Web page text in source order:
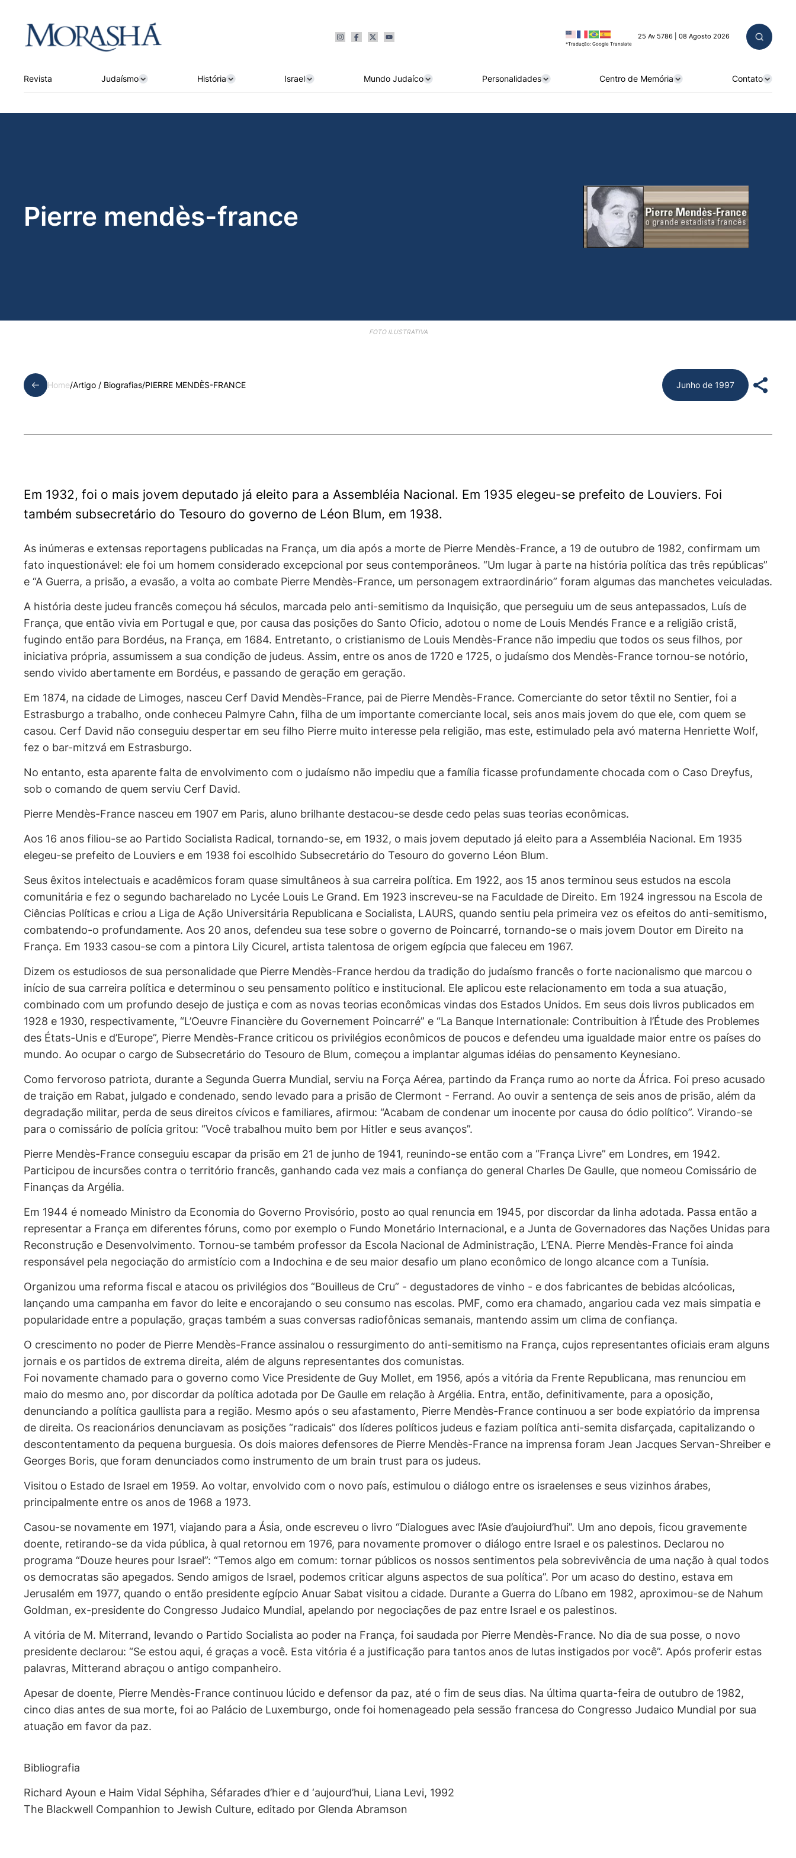
*Tradução: Google Translate
25 Av 5786 | 08 Agosto 2026
Revista Judaísmo História Israel Mundo Judaíco Personalidades Centro de Memória Contato
Pierre mendès-france
FOTO ILUSTRATIVA
Home/Artigo / Biografias/PIERRE MENDÈS-FRANCE Junho de 1997
Em 1932, foi o mais jovem deputado já eleito para a Assembléia Nacional. Em 1935 elegeu-se prefeito de Louviers. Foi
também subsecretário do Tesouro do governo de Léon Blum, em 1938.
As inúmeras e extensas reportagens publicadas na França, um dia após a morte de Pierre Mendès-France, a 19 de outubro de 1982, confirmam um
fato inquestionável: ele foi um homem considerado excepcional por seus contemporâneos. “Um lugar à parte na história política das três repúblicas”
e “A Guerra, a prisão, a evasão, a volta ao combate Pierre Mendès-France, um personagem extraordinário” foram algumas das manchetes veiculadas.
A história deste judeu francês começou há séculos, marcada pelo anti-semitismo da Inquisição, que perseguiu um de seus antepassados, Luís de
França, que então vivia em Portugal e que, por causa das posições do Santo Oficio, adotou o nome de Louis Mendés France e a religião cristã,
fugindo então para Bordéus, na França, em 1684. Entretanto, o cristianismo de Louis Mendès-France não impediu que todos os seus filhos, por
iniciativa própria, assumissem a sua condição de judeus. Assim, entre os anos de 1720 e 1725, o judaísmo dos Mendès-France tornou-se notório,
sendo vivido abertamente em Bordéus, e passando de geração em geração.
Em 1874, na cidade de Limoges, nasceu Cerf David Mendès-France, pai de Pierre Mendès-France. Comerciante do setor têxtil no Sentier, foi a
Estrasburgo a trabalho, onde conheceu Palmyre Cahn, filha de um importante comerciante local, seis anos mais jovem do que ele, com quem se
casou. Cerf David não conseguiu despertar em seu filho Pierre muito interesse pela religião, mas este, estimulado pela avó materna Henriette Wolf,
fez o bar-mitzvá em Estrasburgo.
No entanto, esta aparente falta de envolvimento com o judaísmo não impediu que a família ficasse profundamente chocada com o Caso Dreyfus,
sob o comando de quem serviu Cerf David.
Pierre Mendès-France nasceu em 1907 em Paris, aluno brilhante destacou-se desde cedo pelas suas teorias econômicas.
Aos 16 anos filiou-se ao Partido Socialista Radical, tornando-se, em 1932, o mais jovem deputado já eleito para a Assembléia Nacional. Em 1935
elegeu-se prefeito de Louviers e em 1938 foi escolhido Subsecretário do Tesouro do governo Léon Blum.
Seus êxitos intelectuais e acadêmicos foram quase simultâneos à sua carreira política. Em 1922, aos 15 anos terminou seus estudos na escola
comunitária e fez o segundo bacharelado no Lycée Louis Le Grand. Em 1923 inscreveu-se na Faculdade de Direito. Em 1924 ingressou na Escola de
Ciências Políticas e criou a Liga de Ação Universitária Republicana e Socialista, LAURS, quando sentiu pela primeira vez os efeitos do anti-semitismo,
combatendo-o profundamente. Aos 20 anos, defendeu sua tese sobre o governo de Poincarré, tornando-se o mais jovem Doutor em Direito na
França. Em 1933 casou-se com a pintora Lily Cicurel, artista talentosa de origem egípcia que faleceu em 1967.
Dizem os estudiosos de sua personalidade que Pierre Mendès-France herdou da tradição do judaísmo francês o forte nacionalismo que marcou o
início de sua carreira política e determinou o seu pensamento político e institucional. Ele aplicou este relacionamento em toda a sua atuação,
combinado com um profundo desejo de justiça e com as novas teorias econômicas vindas dos Estados Unidos. Em seus dois livros publicados em
1928 e 1930, respectivamente, “L’Oeuvre Financière du Governement Poincarré” e “La Banque Internationale: Contribuition à l’Étude des Problemes
des États-Unis e d’Europe”, Pierre Mendès-France criticou os privilégios econômicos de poucos e defendeu uma igualdade maior entre os países do
mundo. Ao ocupar o cargo de Subsecretário do Tesouro de Blum, começou a implantar algumas idéias do pensamento Keynesiano.
Como fervoroso patriota, durante a Segunda Guerra Mundial, serviu na Força Aérea, partindo da França rumo ao norte da África. Foi preso acusado
de traição em Rabat, julgado e condenado, sendo levado para a prisão de Clermont - Ferrand. Ao ouvir a sentença de seis anos de prisão, além da
degradação militar, perda de seus direitos cívicos e familiares, afirmou: “Acabam de condenar um inocente por causa do ódio político”. Virando-se
para o comissário de polícia gritou: “Você trabalhou muito bem por Hitler e seus avanços”.
Pierre Mendès-France conseguiu escapar da prisão em 21 de junho de 1941, reunindo-se então com a “França Livre” em Londres, em 1942.
Participou de incursões contra o território francês, ganhando cada vez mais a confiança do general Charles De Gaulle, que nomeou Comissário de
Finanças da Argélia.
Em 1944 é nomeado Ministro da Economia do Governo Provisório, posto ao qual renuncia em 1945, por discordar da linha adotada. Passa então a
representar a França em diferentes fóruns, como por exemplo o Fundo Monetário Internacional, e a Junta de Governadores das Nações Unidas para
Reconstrução e Desenvolvimento. Tornou-se também professor da Escola Nacional de Administração, L’ENA. Pierre Mendès-France foi ainda
responsável pela negociação do armistício com a Indochina e de seu maior desafio um plano econômico de longo alcance com a Tunísia.
Organizou uma reforma fiscal e atacou os privilégios dos “Bouilleus de Cru” - degustadores de vinho - e dos fabricantes de bebidas alcóolicas,
lançando uma campanha em favor do leite e encorajando o seu consumo nas escolas. PMF, como era chamado, angariou cada vez mais simpatia e
popularidade entre a população, graças também a suas conversas radiofônicas semanais, mantendo assim um clima de confiança.
O crescimento no poder de Pierre Mendès-France assinalou o ressurgimento do anti-semitismo na França, cujos representantes oficiais eram alguns
jornais e os partidos de extrema direita, além de alguns representantes dos comunistas.
Foi novamente chamado para o governo como Vice Presidente de Guy Mollet, em 1956, após a vitória da Frente Republicana, mas renunciou em
maio do mesmo ano, por discordar da política adotada por De Gaulle em relação à Argélia. Entra, então, definitivamente, para a oposição,
denunciando a política gaullista para a região. Mesmo após o seu afastamento, Pierre Mendès-France continuou a ser bode expiatório da imprensa
de direita. Os reacionários denunciavam as posições “radicais” dos líderes políticos judeus e faziam política anti-semita disfarçada, capitalizando o
descontentamento da pequena burguesia. Os dois maiores defensores de Pierre Mendès-France na imprensa foram Jean Jacques Servan-Shreiber e
Georges Boris, que foram denunciados como instrumento de um brain trust para os judeus.
Visitou o Estado de Israel em 1959. Ao voltar, envolvido com o novo país, estimulou o diálogo entre os israelenses e seus vizinhos árabes,
principalmente entre os anos de 1968 a 1973.
Casou-se novamente em 1971, viajando para a Ásia, onde escreveu o livro “Dialogues avec l’Asie d’aujoiurd’hui”. Um ano depois, ficou gravemente
doente, retirando-se da vida pública, à qual retornou em 1976, para novamente promover o diálogo entre Israel e os palestinos. Declarou no
programa “Douze heures pour Israel”: “Temos algo em comum: tornar públicos os nossos sentimentos pela sobrevivência de uma nação à qual todos
os democratas são apegados. Sendo amigos de Israel, podemos criticar alguns aspectos de sua política”. Por um acaso do destino, estava em
Jerusalém em 1977, quando o então presidente egípcio Anuar Sabat visitou a cidade. Durante a Guerra do Líbano em 1982, aproximou-se de Nahum
Goldman, ex-presidente do Congresso Judaico Mundial, apelando por negociações de paz entre Israel e os palestinos.
A vitória de M. Miterrand, levando o Partido Socialista ao poder na França, foi saudada por Pierre Mendès-France. No dia de sua posse, o novo
presidente declarou: “Se estou aqui, é graças a você. Esta vitória é a justificação para tantos anos de lutas instigados por você”. Após proferir estas
palavras, Mitterand abraçou o antigo companheiro.
Apesar de doente, Pierre Mendès-France continuou lúcido e defensor da paz, até o fim de seus dias. Na última quarta-feira de outubro de 1982,
cinco dias antes de sua morte, foi ao Palácio de Luxemburgo, onde foi homenageado pela sessão francesa do Congresso Judaico Mundial por sua
atuação em favor da paz.
Bibliografia
Richard Ayoun e Haim Vidal Séphiha, Séfarades d’hier e d ‘aujourd’hui, Liana Levi, 1992
The Blackwell Companhion to Jewish Culture, editado por Glenda Abramson